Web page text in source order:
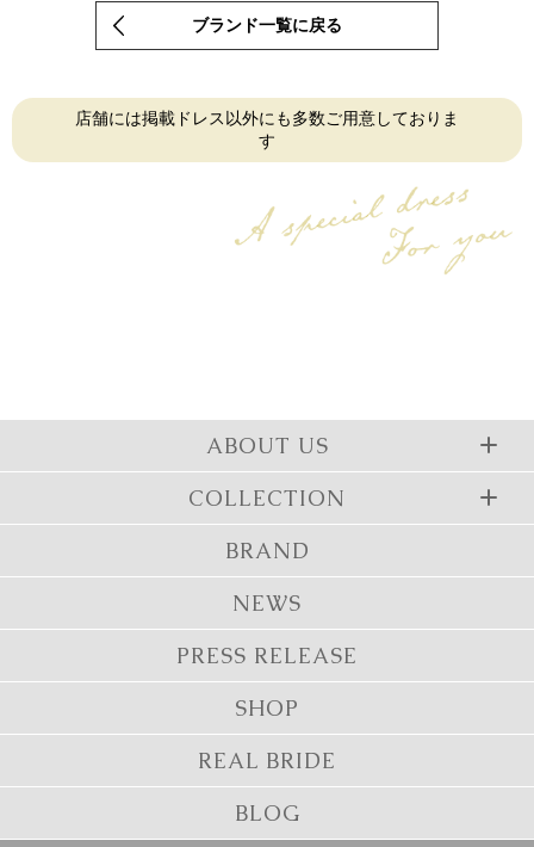
ブランド一覧に戻る
店舗には掲載ドレス以外にも多数ご用意しておりま
す
ABOUT US
COLLECTION
BRAND
NEWS
PRESS RELEASE
SHOP
REAL BRIDE
BLOG